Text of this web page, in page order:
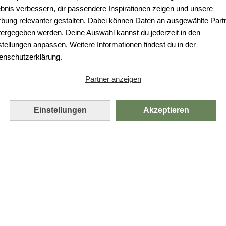
verbessern, dir passendere Inspirationen zeigen und unsere
relevanter gestalten. Dabei können Daten an ausgewählte
werden. Deine Auswahl kannst du jederzeit in den
anpassen. Weitere Informationen findest du in der
Partner anzeigen
Einstellungen Akzeptieren